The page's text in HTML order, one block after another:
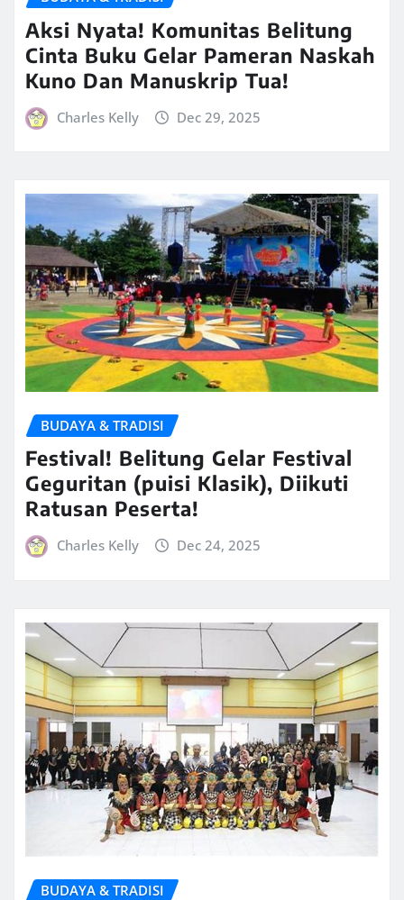
Aksi Nyata! Komunitas Belitung
Cinta Buku Gelar Pameran Naskah
Kuno Dan Manuskrip Tua!
Charles Kelly Dec 29, 2025
BUDAYA & TRADISI
Festival! Belitung Gelar Festival
Geguritan (puisi Klasik), Diikuti
Ratusan Peserta!
Charles Kelly Dec 24, 2025
BUDAYA & TRADISI